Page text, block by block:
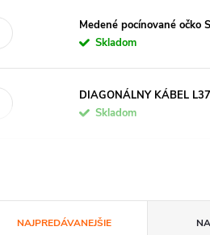
Medené pocínované očko
Skladom
DIAGONÁLNY KÁBEL
Skladom
NAJPREDÁVANEJŠIE